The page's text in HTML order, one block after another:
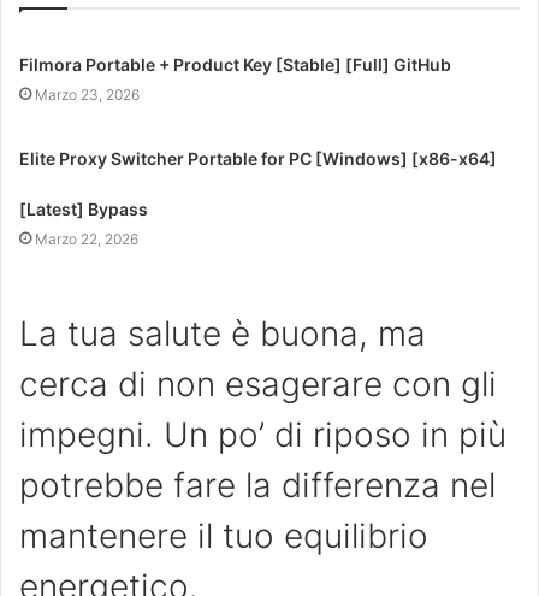
Filmora Portable + Product Key [Stable] [Full] GitHub
Marzo 23, 2026
Elite Proxy Switcher Portable for PC [Windows] [x86-x64]
[Latest] Bypass
Marzo 22, 2026
La tua salute è buona, ma
cerca di non esagerare con gli
impegni. Un po’ di riposo in più
potrebbe fare la differenza nel
mantenere il tuo equilibrio
energetico.